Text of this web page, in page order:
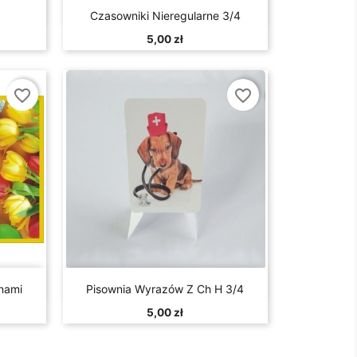
Szybki podgląd
Czasowniki Nieregularne 3/4
5,00 zł
favorite_border
Szybki podgląd
Pisownia Wyrazów Z Ch H 3/4
5,00 zł
favorite_border